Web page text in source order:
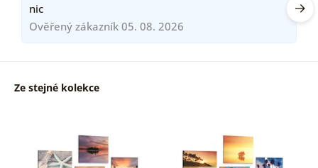
nic
Ověřený zákazník 05. 08. 2026
Ze stejné kolekce